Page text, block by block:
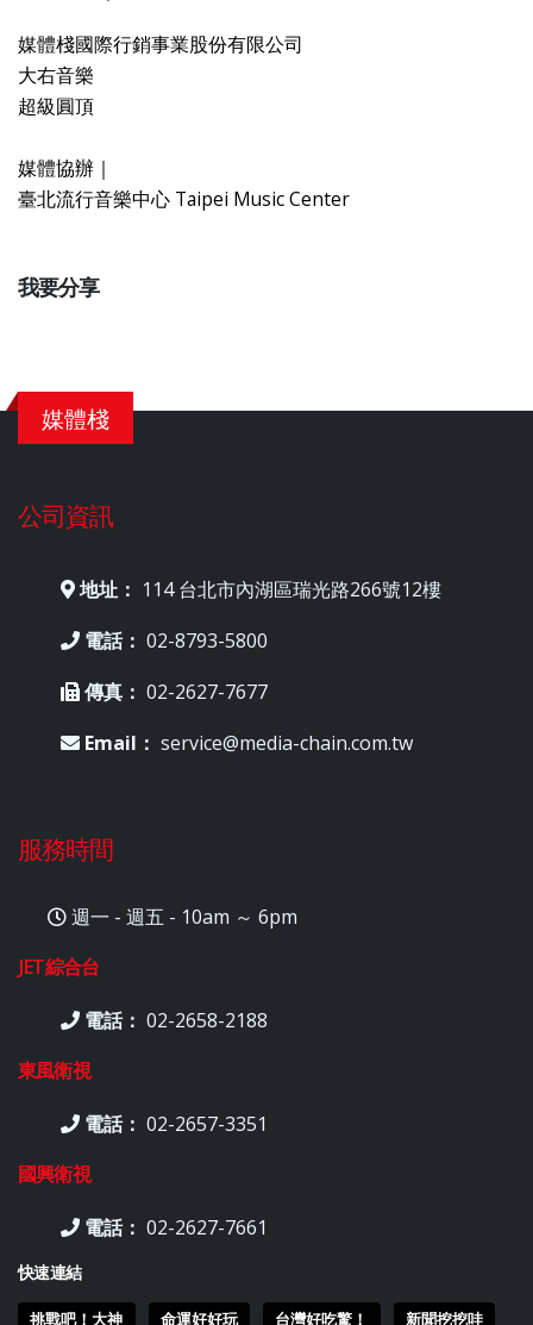
媒體棧國際行銷事業股份有限公司
大右音樂
超級圓頂
媒體協辦｜
臺北流行音樂中心 Taipei Music Center
我要分享
媒體棧
公司資訊
地址： 114 台北市內湖區瑞光路266號12樓
電話： 02-8793-5800
傳真： 02-2627-7677
Email： service@media-chain.com.tw
服務時間
週一 - 週五 - 10am ～ 6pm
JET綜合台
電話： 02-2658-2188
東風衛視
電話： 02-2657-3351
國興衛視
電話： 02-2627-7661
快速連結
挑戰吧！大神 命運好好玩 台灣好吃驚！ 新聞挖挖哇